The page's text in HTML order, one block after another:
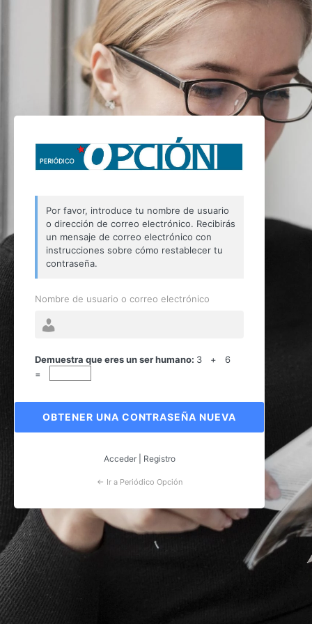
Contraseña
Por favor, introduce tu nombre de usuario
o dirección de correo electrónico. Recibirás
un mensaje de correo electrónico con
instrucciones sobre cómo restablecer tu
contraseña.
Nombre de usuario o correo electrónico
Demuestra que eres un ser humano: 3 + 6
=
Acceder| Registro
← Ir a Periódico Opción